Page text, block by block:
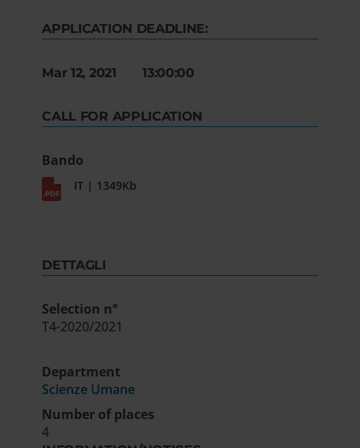
APPLICATION DEADLINE:
Mar 12, 2021 13:00:00
CALL FOR APPLICATION
Bando
IT | 1349Kb
DETTAGLI
Selection n°
T4-2020/2021
Department
Scienze Umane
Number of places
4